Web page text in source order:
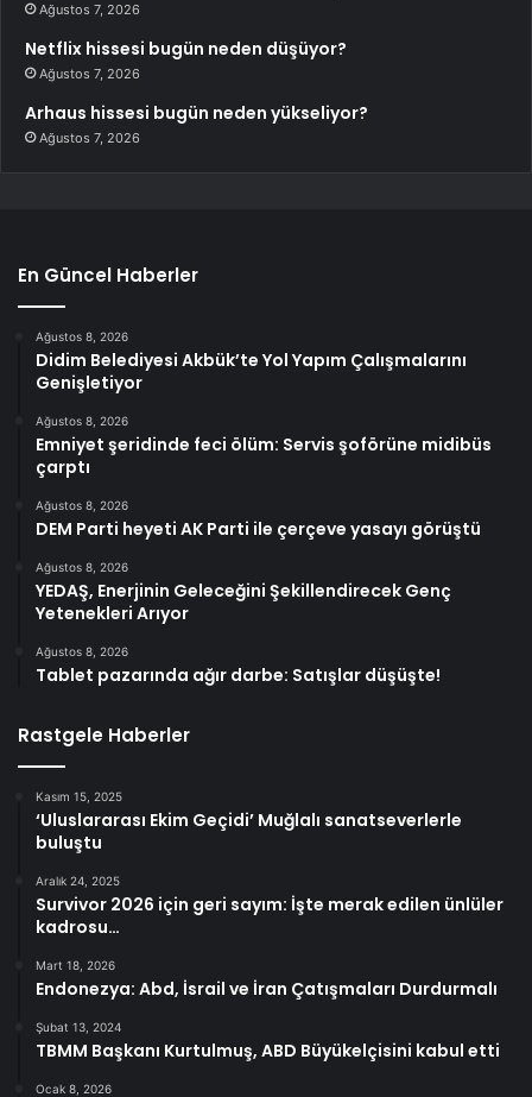
Ağustos 7, 2026
Netflix hissesi bugün neden düşüyor?
Ağustos 7, 2026
Arhaus hissesi bugün neden yükseliyor?
Ağustos 7, 2026
En Güncel Haberler
Ağustos 8, 2026
Didim Belediyesi Akbük’te Yol Yapım Çalışmalarını
Genişletiyor
Ağustos 8, 2026
Emniyet şeridinde feci ölüm: Servis şoförüne midibüs
çarptı
Ağustos 8, 2026
DEM Parti heyeti AK Parti ile çerçeve yasayı görüştü
Ağustos 8, 2026
YEDAŞ, Enerjinin Geleceğini Şekillendirecek Genç
Yetenekleri Arıyor
Ağustos 8, 2026
Tablet pazarında ağır darbe: Satışlar düşüşte!
Rastgele Haberler
Kasım 15, 2025
‘Uluslararası Ekim Geçidi’ Muğlalı sanatseverlerle
buluştu
Aralık 24, 2025
Survivor 2026 için geri sayım: İşte merak edilen ünlüler
kadrosu…
Mart 18, 2026
Endonezya: Abd, İsrail ve İran Çatışmaları Durdurmalı
Şubat 13, 2024
TBMM Başkanı Kurtulmuş, ABD Büyükelçisini kabul etti
Ocak 8, 2026